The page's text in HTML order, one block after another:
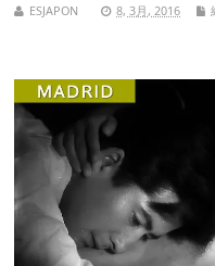
ESJAPON 8, 3月, 2016